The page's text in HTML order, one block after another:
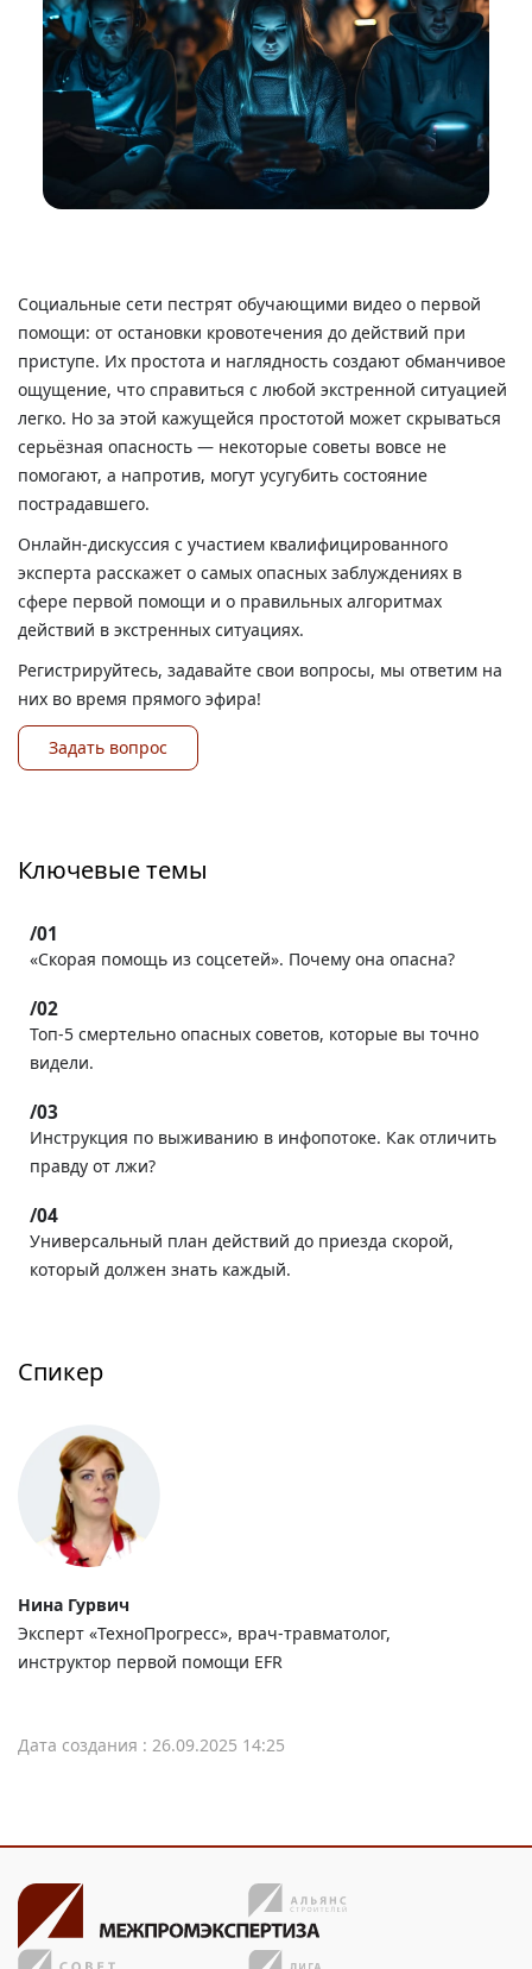
Социальные сети пестрят обучающими видео о первой
помощи: от остановки кровотечения до действий при
приступе. Их простота и наглядность создают обманчивое
ощущение, что справиться с любой экстренной ситуацией
легко. Но за этой кажущейся простотой может скрываться
серьёзная опасность — некоторые советы вовсе не
помогают, а напротив, могут усугубить состояние
пострадавшего.
Онлайн-дискуссия с участием квалифицированного
эксперта расскажет о самых опасных заблуждениях в
сфере первой помощи и о правильных алгоритмах
действий в экстренных ситуациях.
Регистрируйтесь, задавайте свои вопросы, мы ответим на
них во время прямого эфира!
Задать вопрос
Ключевые темы
«Скорая помощь из соцсетей». Почему она опасна?
Топ-5 смертельно опасных советов, которые вы точно
видели.
Инструкция по выживанию в инфопотоке. Как отличить
правду от лжи?
Универсальный план действий до приезда скорой,
который должен знать каждый.
Спикер
Нина Гурвич
Эксперт «ТехноПрогресс», врач-травматолог,
инструктор первой помощи EFR
Дата создания : 26.09.2025 14:25